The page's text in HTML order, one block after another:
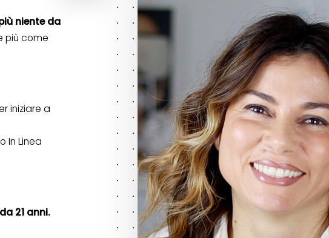
niente da
più come
iniziare a
In Linea
21 anni.